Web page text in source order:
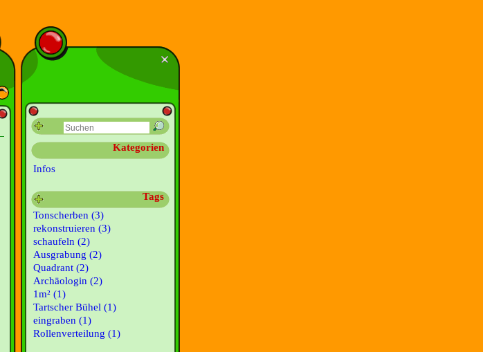
Kategorien
Infos
Tags
Tonscherben (3)
rekonstruieren (3)
schaufeln (2)
Ausgrabung (2)
Quadrant (2)
Archäologin (2)
1m² (1)
Tartscher Bühel (1)
eingraben (1)
Rollenverteilung (1)